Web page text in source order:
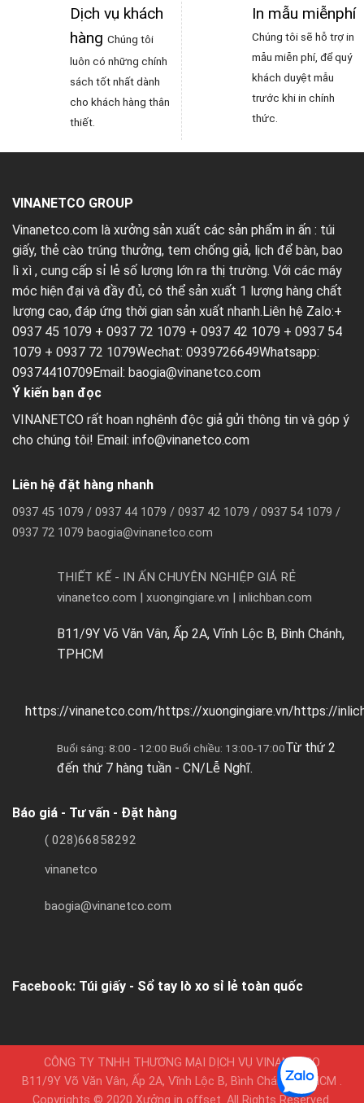
Dịch vụ khách
hàng Chúng tôi
luôn có những chính
sách tốt nhất dành
cho khách hàng thân
thiết.
In mẫu miễnphí
Chúng tôi sẽ hỗ trợ in
mẫu miễn phí, để quý
khách duyệt mẫu
trước khi in chính
thức.
VINANETCO GROUP
Vinanetco.com là xưởng sản xuất các sản phẩm in ấn : túi
giấy, thẻ cào trúng thưởng, tem chống giả, lịch để bàn, bao
lì xì , cung cấp sỉ lẻ số lượng lớn ra thị trường. Với các máy
móc hiện đại và đầy đủ, có thể sản xuất 1 lượng hàng chất
lượng cao, đáp ứng thời gian sản xuất nhanh.Liên hệ Zalo:+
0937 45 1079 + 0937 72 1079 + 0937 42 1079 + 0937 54
1079 + 0937 72 1079Wechat: 0939726649Whatsapp:
09374410709Email: baogia@vinanetco.com
Ý kiến bạn đọc
VINANETCO rất hoan nghênh độc giả gửi thông tin và góp ý
cho chúng tôi! Email: info@vinanetco.com
Liên hệ đặt hàng nhanh
0937 45 1079 / 0937 44 1079 / 0937 42 1079 / 0937 54 1079 /
0937 72 1079 baogia@vinanetco.com
THIẾT KẾ - IN ẤN CHUYÊN NGHIỆP GIÁ RẺ
vinanetco.com | xuongingiare.vn | inlichban.com
B11/9Y Võ Văn Vân, Ấp 2A, Vĩnh Lộc B, Bình Chánh,
TPHCM
https://vinanetco.com/https://xuongingiare.vn/https://
Buổi sáng: 8:00 - 12:00 Buổi chiều: 13:00-17:00Từ thứ 2
đến thứ 7 hàng tuần - CN/Lễ Nghĩ.
Báo giá - Tư vấn - Đặt hàng
( 028)66858292
vinanetco
baogia@vinanetco.com
Facebook: Túi giấy - Sổ tay lò xo sỉ lẻ toàn quốc
CÔNG TY TNHH THƯƠNG MẠI DỊCH VỤ VINANETCO
B11/9Y Võ Văn Vân, Ấp 2A, Vĩnh Lộc B, Bình Chánh, TPHCM .
Copyrights © 2020 Xưởng in offset. All Rights Reserved.